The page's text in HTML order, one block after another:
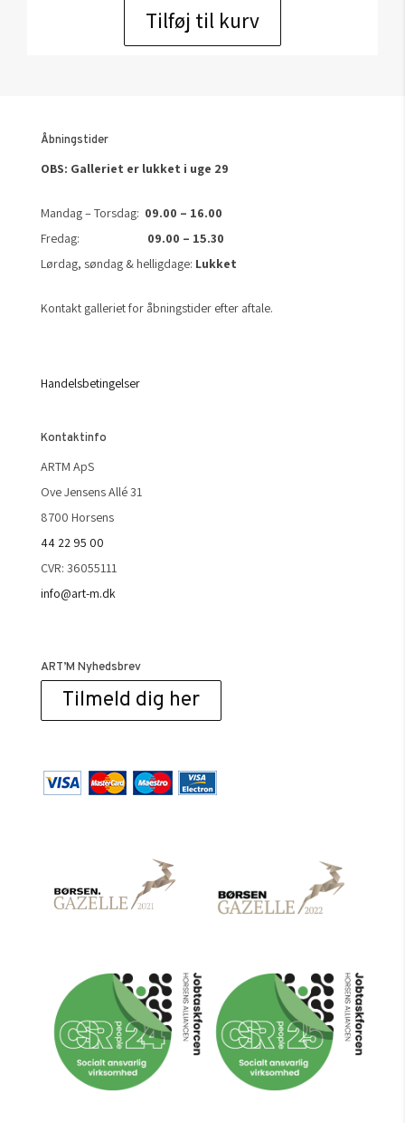
Tilføj til kurv
Åbningstider
OBS: Galleriet er lukket i uge 29
Mandag – Torsdag: 09.00 – 16.00
Fredag: 09.00 – 15.30
Lørdag, søndag & helligdage: Lukket
Kontakt galleriet for åbningstider efter aftale.
Handelsbetingelser
Kontaktinfo
ARTM ApS
Ove Jensens Allé 31
8700 Horsens
44 22 95 00
CVR: 36055111
info@art-m.dk
ART’M Nyhedsbrev
Tilmeld dig her